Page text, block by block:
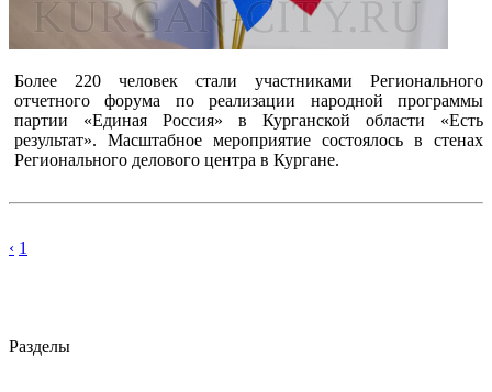
Более 220 человек стали участниками Регионального
отчетного форума по реализации народной программы
партии «Единая Россия» в Курганской области «Есть
результат». Масштабное мероприятие состоялось в стенах
Регионального делового центра в Кургане.
‹ 1
Разделы